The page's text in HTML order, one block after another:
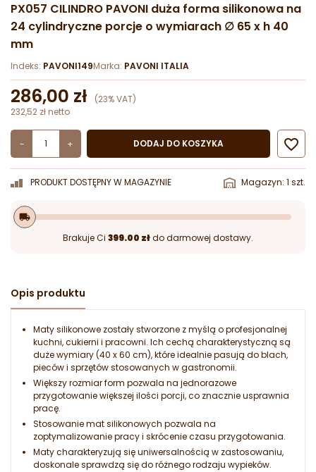
PX057 CILINDRO PAVONI duża forma silikonowa na
24 cylindryczne porcje o wymiarach ∅ 65 x h 40
mm
Indeks: PAVONI149Marka: PAVONI ITALIA
286,00 zł
(23% VAT)
232,52 zł netto
- + DODAJ DO KOSZYKA 
PRODUKT DOSTĘPNY W MAGAZYNIE Magazyn: 1 szt.
local_shipping
Brakuje Ci 399.00 złdo darmowej dostawy.
Opis produktu
Maty silikonowe zostały stworzone z myślą o profesjonalnej
kuchni, cukierni i pracowni. Ich cechą charakterystyczną są
duże wymiary (40 x 60 cm), które idealnie pasują do blach,
pieców i sprzętów stosowanych w gastronomii.
Większy rozmiar form pozwala na jednorazowe
przygotowanie większej ilości porcji, co znacznie usprawnia
pracę.
Stosowanie mat silikonowych pozwala na
zoptymalizowanie pracy i skrócenie czasu przygotowania.
Maty charakteryzują się uniwersalnością w zastosowaniu,
doskonale sprawdzą się do różnego rodzaju wypieków.